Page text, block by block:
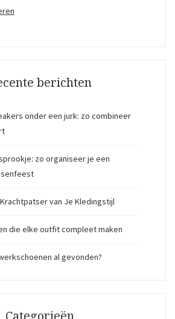
berichten
onder een jurk: zo combineer
zo organiseer je een
van Je Kledingstijl
die elke outfit compleet maken
al gevonden?